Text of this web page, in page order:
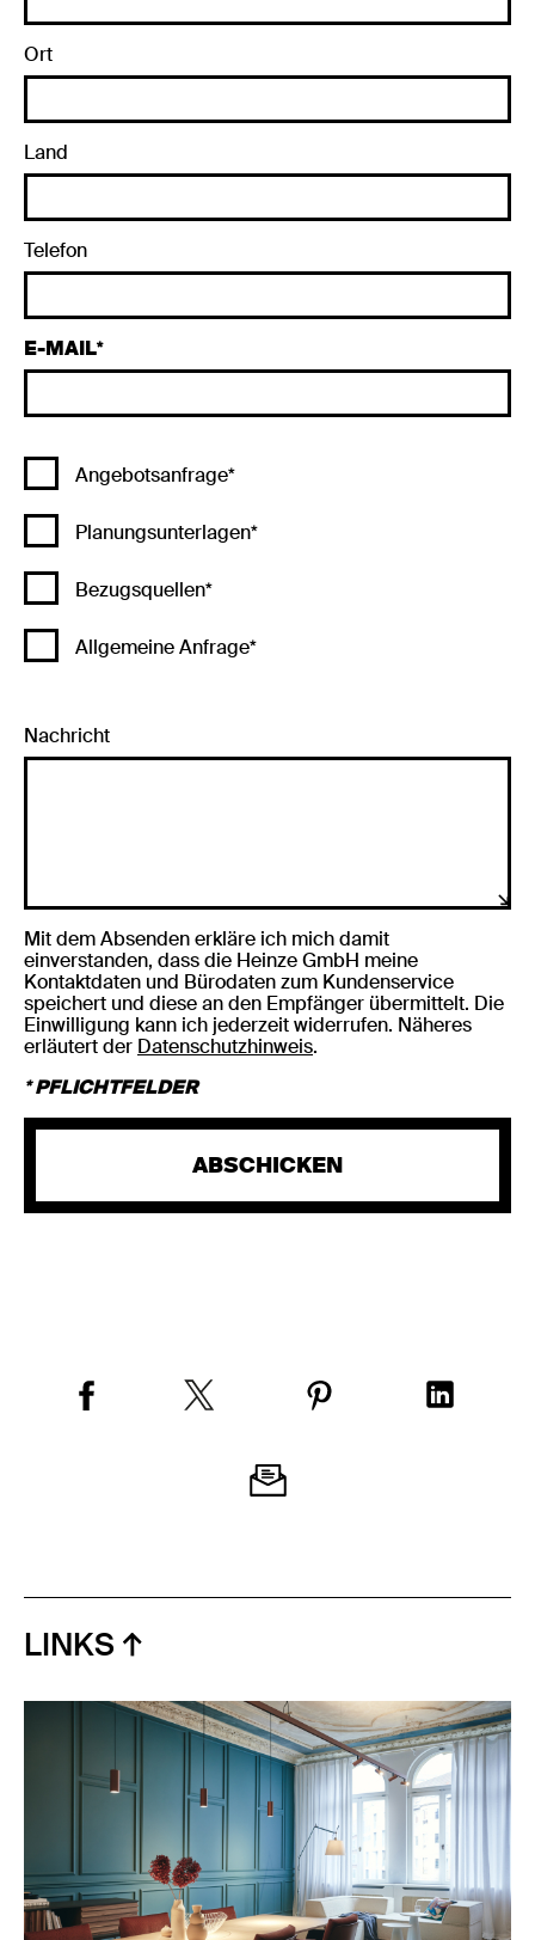
Ort
Land
Telefon
E-MAIL
Angebotsanfrage*
Planungsunterlagen*
Bezugsquellen*
Allgemeine Anfrage*
Nachricht
Mit dem Absenden erkläre ich mich damit
einverstanden, dass die Heinze GmbH meine
Kontaktdaten und Bürodaten zum Kundenservice
speichert und diese an den Empfänger übermittelt. Die
Einwilligung kann ich jederzeit widerrufen. Näheres
erläutert der Datenschutzhinweis.
* PFLICHTFELDER
ABSCHICKEN
LINKS